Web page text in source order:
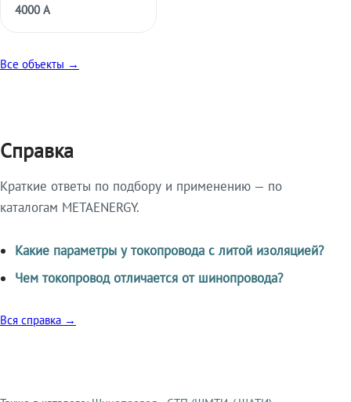
4000 А
Все объекты →
Справка
Краткие ответы по подбору и применению — по
каталогам METAENERGY.
Какие параметры у токопровода с литой изоляцией?
Чем токопровод отличается от шинопровода?
Вся справка →